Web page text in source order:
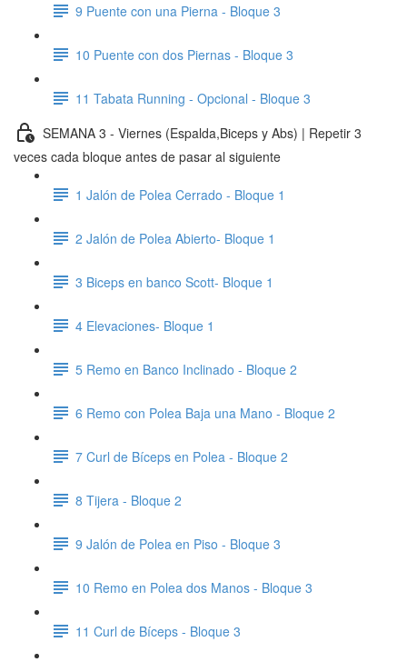
9 Puente con una Pierna - Bloque 3
10 Puente con dos Piernas - Bloque 3
11 Tabata Running - Opcional - Bloque 3
SEMANA 3 - Viernes (Espalda,Biceps y Abs) | Repetir 3
veces cada bloque antes de pasar al siguiente
1 Jalón de Polea Cerrado - Bloque 1
2 Jalón de Polea Abierto- Bloque 1
3 Biceps en banco Scott- Bloque 1
4 Elevaciones- Bloque 1
5 Remo en Banco Inclinado - Bloque 2
6 Remo con Polea Baja una Mano - Bloque 2
7 Curl de Bíceps en Polea - Bloque 2
8 Tijera - Bloque 2
9 Jalón de Polea en Piso - Bloque 3
10 Remo en Polea dos Manos - Bloque 3
11 Curl de Bíceps - Bloque 3